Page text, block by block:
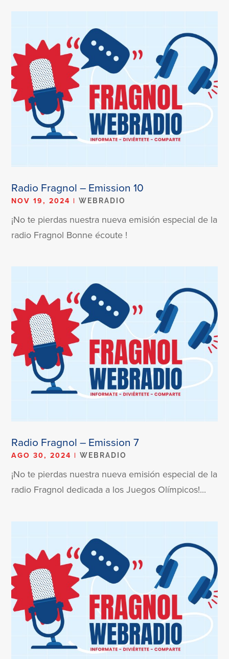
Radio Fragnol – Emission 10
NOV 19, 2024 |WEBRADIO
¡No te pierdas nuestra nueva emisión especial de la
radio Fragnol Bonne écoute !
Radio Fragnol – Emission 7
AGO 30, 2024 |WEBRADIO
¡No te pierdas nuestra nueva emisión especial de la
radio Fragnol dedicada a los Juegos Olímpicos!...